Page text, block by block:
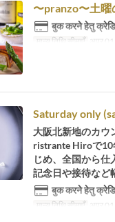
〜pranzo〜土
बुक करने हेतु
मान्य तिथि सीमाएँ अप्र 01 ~
Saturday only
大阪北新地のカウ
ristrante Hiroで10
じめ、全国から仕
記念日や接待など
बुक करने हेतु
मान्य तिथि सीमाएँ अप्र 01 ~